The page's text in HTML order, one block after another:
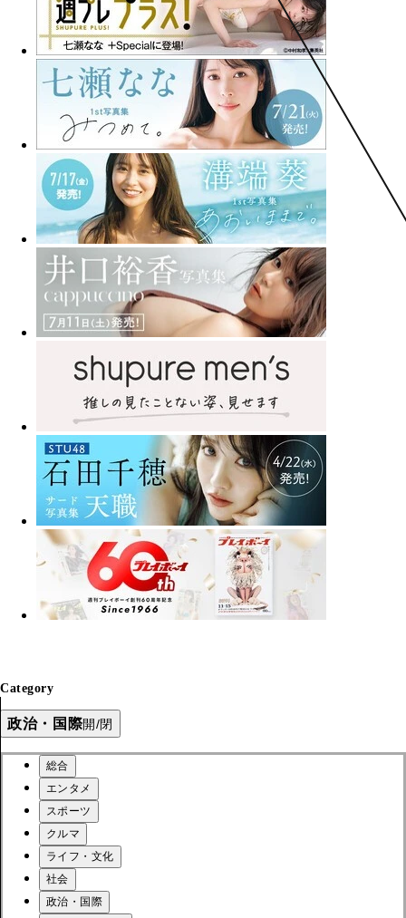
Category
政治・国際開/閉
総合
エンタメ
スポーツ
クルマ
ライフ・文化
社会
政治・国際